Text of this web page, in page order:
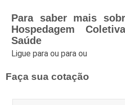
Para saber mais
Hospedagem
Saúde
Ligue paraou paraou
Faça sua cotação